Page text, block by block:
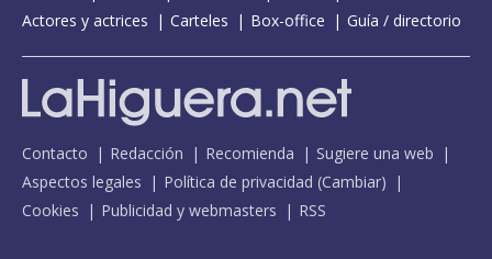
Actores y actrices
Carteles Box-office Guía / directorio
Contacto Redacción Recomienda
Sugiere una web
Aspectos legales
Política de privacidad (Cambiar)
Cookies
Publicidad y webmasters RSS